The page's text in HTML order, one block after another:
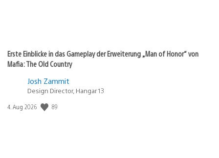
Erste Einblicke in das Gameplay der Erweiterung „Man of Honor“ von
Mafia: The Old Country
Josh Zammit
Design Director, Hangar 13
Veröffentlichungsdatum:
4. Aug 2026 89